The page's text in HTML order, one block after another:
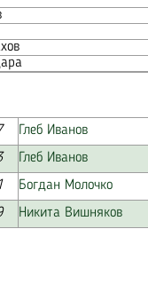
Глеб Иванов
Глеб Иванов
Богдан Молочко
Никита Вишняков